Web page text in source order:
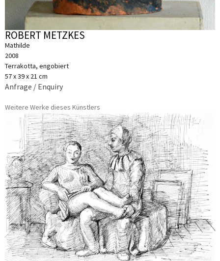
ROBERT METZKES
Mathilde
2008
Terrakotta, engobiert
57 x 39 x 21 cm
Anfrage / Enquiry
Weitere Werke dieses Künstlers